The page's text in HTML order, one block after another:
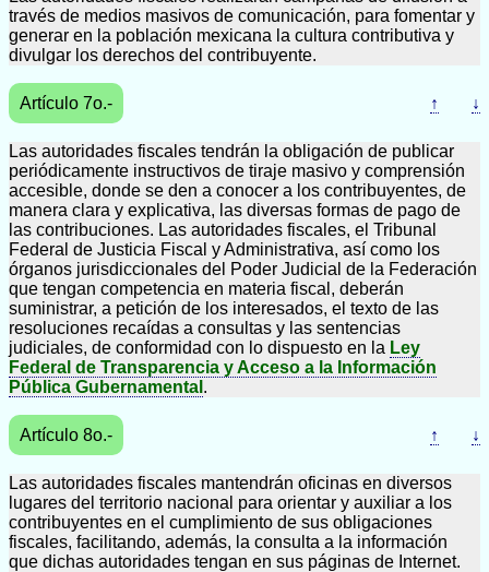
través de medios masivos de comunicación, para fomentar y
generar en la población mexicana la cultura contributiva y
divulgar los derechos del contribuyente.
Artículo 7o.- ↑ ↓
Las autoridades fiscales tendrán la obligación de publicar
periódicamente instructivos de tiraje masivo y comprensión
accesible, donde se den a conocer a los contribuyentes, de
manera clara y explicativa, las diversas formas de pago de
las contribuciones. Las autoridades fiscales, el Tribunal
Federal de Justicia Fiscal y Administrativa, así como los
órganos jurisdiccionales del Poder Judicial de la Federación
que tengan competencia en materia fiscal, deberán
suministrar, a petición de los interesados, el texto de las
resoluciones recaídas a consultas y las sentencias
judiciales, de conformidad con lo dispuesto en la Ley
Federal de Transparencia y Acceso a la Información
Pública Gubernamental .
Artículo 8o.- ↑ ↓
Las autoridades fiscales mantendrán oficinas en diversos
lugares del territorio nacional para orientar y auxiliar a los
contribuyentes en el cumplimiento de sus obligaciones
fiscales, facilitando, además, la consulta a la información
que dichas autoridades tengan en sus páginas de Internet.